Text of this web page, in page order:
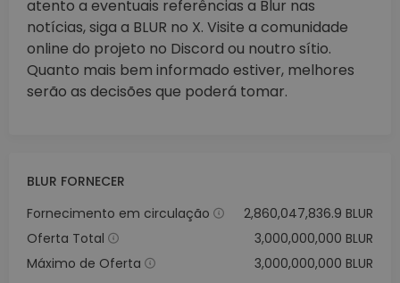
atento a eventuais referências a Blur nas
notícias, siga a BLUR no X. Visite a comunidade
online do projeto no Discord ou noutro sítio.
Quanto mais bem informado estiver, melhores
serão as decisões que poderá tomar.
BLUR FORNECER
Fornecimento em circulação
2,860,047,836.9 BLUR
Oferta Total
3,000,000,000 BLUR
Máximo de Oferta
3,000,000,000 BLUR